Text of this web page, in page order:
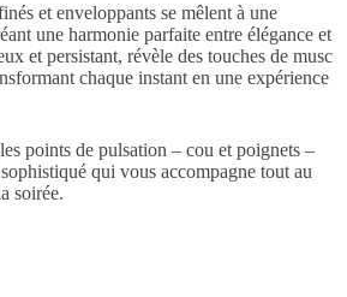
et enveloppants se mêlent à une
une harmonie parfaite entre élégance et
et persistant, révèle des touches de musc
chaque instant en une expérience
points de pulsation – cou et poignets –
qui vous accompagne tout au
soirée.